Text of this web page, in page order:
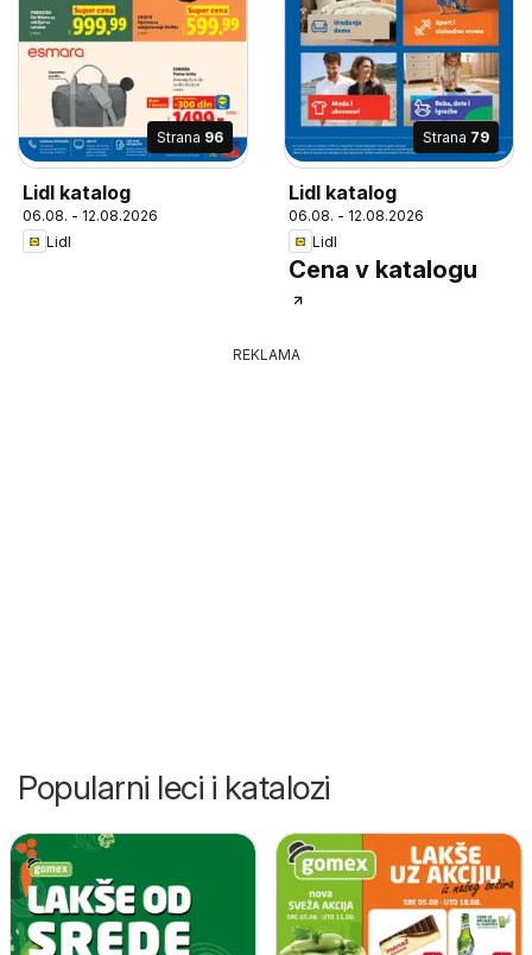
Strana 96
Lidl katalog
06.08. - 12.08.2026
Lidl
Strana 79
Lidl katalog
06.08. - 12.08.2026
Lidl
Cena v katalogu
REKLAMA
Popularni leci i katalozi